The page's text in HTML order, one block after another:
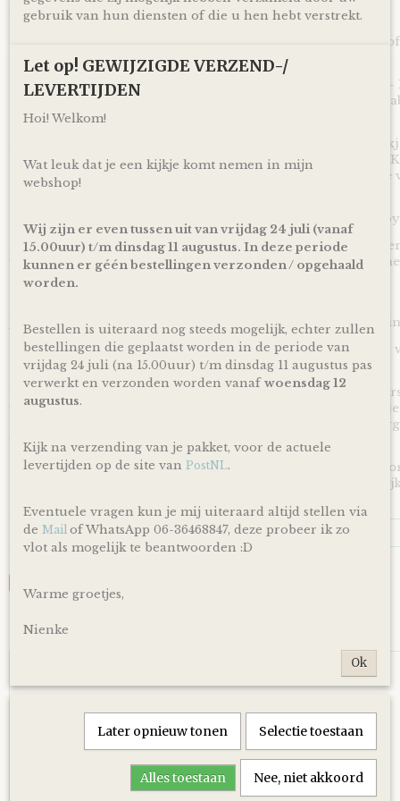
We Owl love Gifts!
Luiers zijn altijd van harte welkom met een baby op komst
papa en mama geworden bent!
Met deze Luiertaart Happy Horse tuttle Konijn Richie Rusty
en vooral bruikbaar kraamcadeau voor een zwangerschap,
Ontzettend handig om te krijgen en leuk om te geven!
Door de mooie combinatie van een heerlijk zacht tuttle
roest gekleurde linten is deze Luiertaart Happy Horse tuttle
ideaal geschikt om cadeau te geven bij de komst of
een meisje.
Een ideaal cadeau dus voor wanneer het geslacht van de
De luiertaart wordt op een kartonnen onderplaat geplaatst
verpakt door middel van doorzichtig folie en lint, zodat je
Je kunt je bestelling dagelijks,
op afspraak, komen ophalen
Of je laat je bestellinggratisbinnen Nederland verzenden*
inclusief track en trace code!
Uiteraard is rechtstreeks verzending naar de kersverse
voor de persoonlijke touch kan je een eigen wens of
achterlaten in het opmerkingen veld bij het bestellen en
toegevoegd wordt aan je cadeau!
*Producten, op voorraad, worden binnen 1-4 werkdagen
levering is afhankelijk van de dienstregeling van PostNL.
Reacties
Ook interessant
gebruik van hun diensten of die u hen hebt verstrekt.
Let op! GEWIJZIGDE VERZEND-/
LEVERTIJDEN
Hoi! Welkom!
Wat leuk dat je een kijkje komt nemen in mijn
webshop!
Wij zijn er even tussen uit van vrijdag 24 juli (vanaf
15.00uur) t/m dinsdag 11 augustus. In deze periode
kunnen er géén bestellingen verzonden / opgehaald
worden.
Bestellen is uiteraard nog steeds mogelijk, echter zullen
bestellingen die geplaatst worden in de periode van
vrijdag 24 juli (na 15.00uur) t/m dinsdag 11 augustus pas
verwerkt en verzonden worden vanafwoensdag 12
augustus.
Kijk na verzending van je pakket, voor de actuele
levertijden op de site van PostNL.
Eventuele vragen kun je mij uiteraard altijd stellen via
de Mail of WhatsApp 06-36468847, deze probeer ik zo
vlot als mogelijk te beantwoorden :D
Warme groetjes,
Nienke
Ok
Later opnieuw tonen Selectie toestaan
Alles toestaan Nee, niet akkoord